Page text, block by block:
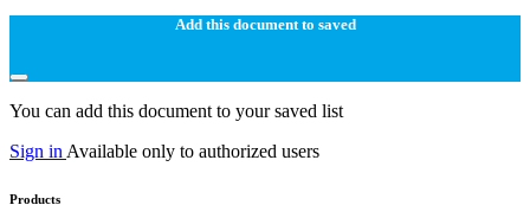
Add this document to saved
You can add this document to your saved list
Sign in Available only to authorized users
Products